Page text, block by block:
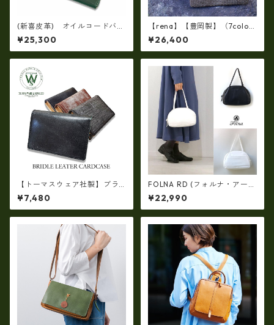
(新喜皮革) オイルコードバ
ン・Lファスナー長財布ロング
ウォレット 日本製 tc-048
8
¥25,300
【rena】【豊岡製】（7colo
r）佐賀牛革（素上げメッシュ
タイプ）オイルレザーラウン
ドファスナー 長財布【FB-00
¥26,400
【トーマスウェア社製】ブラ
イドルレザー製 カードケー
ス 日本製 U0411
¥7,480
FOLNA RD (フォルナ・アール
ディー)ソフトレザー ボストン
バッグ (M-SIZE) FOLNA RDLI
NE fo-083258
¥22,990